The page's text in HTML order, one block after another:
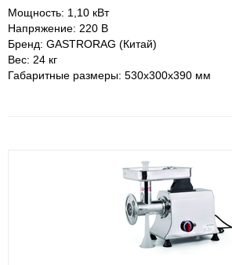
Мощность: 1,10 кВт
Напряжение: 220 В
Бренд: GASTRORAG (Китай)
Вес: 24 кг
Габаритные размеры: 530х300х390 мм